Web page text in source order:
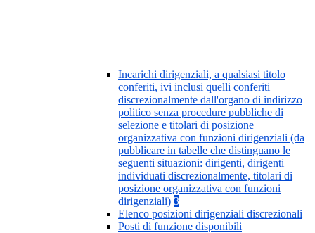
Incarichi dirigenziali, a qualsiasi titolo
conferiti, ivi inclusi quelli conferiti
discrezionalmente dall'organo di indirizzo
politico senza procedure pubbliche di
selezione e titolari di posizione
organizzativa con funzioni dirigenziali (da
pubblicare in tabelle che distinguano le
seguenti situazioni: dirigenti, dirigenti
individuati discrezionalmente, titolari di
posizione organizzativa con funzioni
dirigenziali) 3
Elenco posizioni dirigenziali discrezionali
Posti di funzione disponibili